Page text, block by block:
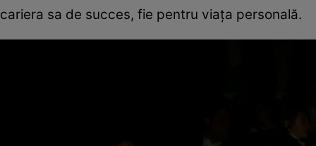
cariera sa de succes, fie pentru viața personală.